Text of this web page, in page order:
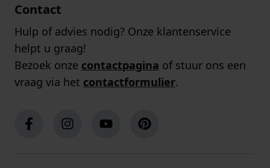
Contact
Hulp of advies nodig? Onze klantenservice
helpt u graag!
Bezoek onze contactpagina of stuur ons een
vraag via het contactformulier.